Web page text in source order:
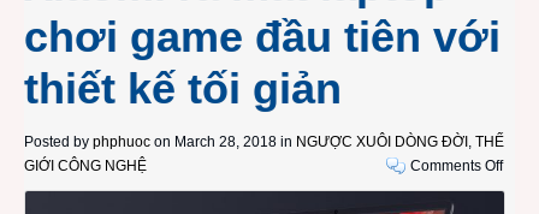
chơi game đầu tiên với
thiết kế tối giản
Posted by phphuoc on March 28, 2018 in NGƯỢC XUÔI DÒNG ĐỜI , THẾ
GIỚI CÔNG NGHỆ
Comments Offon